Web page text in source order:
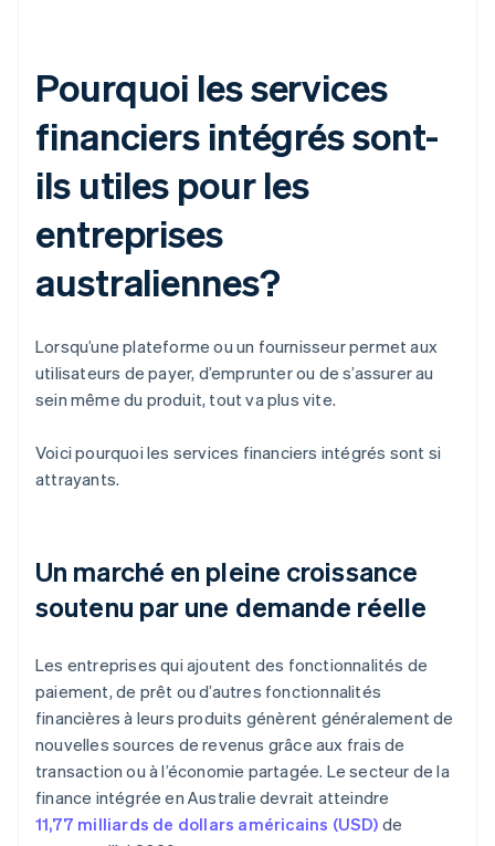
Pourquoi les services
financiers intégrés sont-
ils utiles pour les
entreprises
australiennes?
Lorsqu’une plateforme ou un fournisseur permet aux
utilisateurs de payer, d’emprunter ou de s’assurer au
sein même du produit, tout va plus vite.
Voici pourquoi les services financiers intégrés sont si
attrayants.
Un marché en pleine croissance
soutenu par une demande réelle
Les entreprises qui ajoutent des fonctionnalités de
paiement, de prêt ou d’autres fonctionnalités
financières à leurs produits génèrent généralement de
nouvelles sources de revenus grâce aux frais de
transaction ou à l’économie partagée. Le secteur de la
finance intégrée en Australie devrait atteindre
11,77 milliards de dollars américains (USD) de